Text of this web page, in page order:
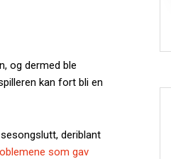
og dermed ble
kan fort bli en
deriblant
som gav